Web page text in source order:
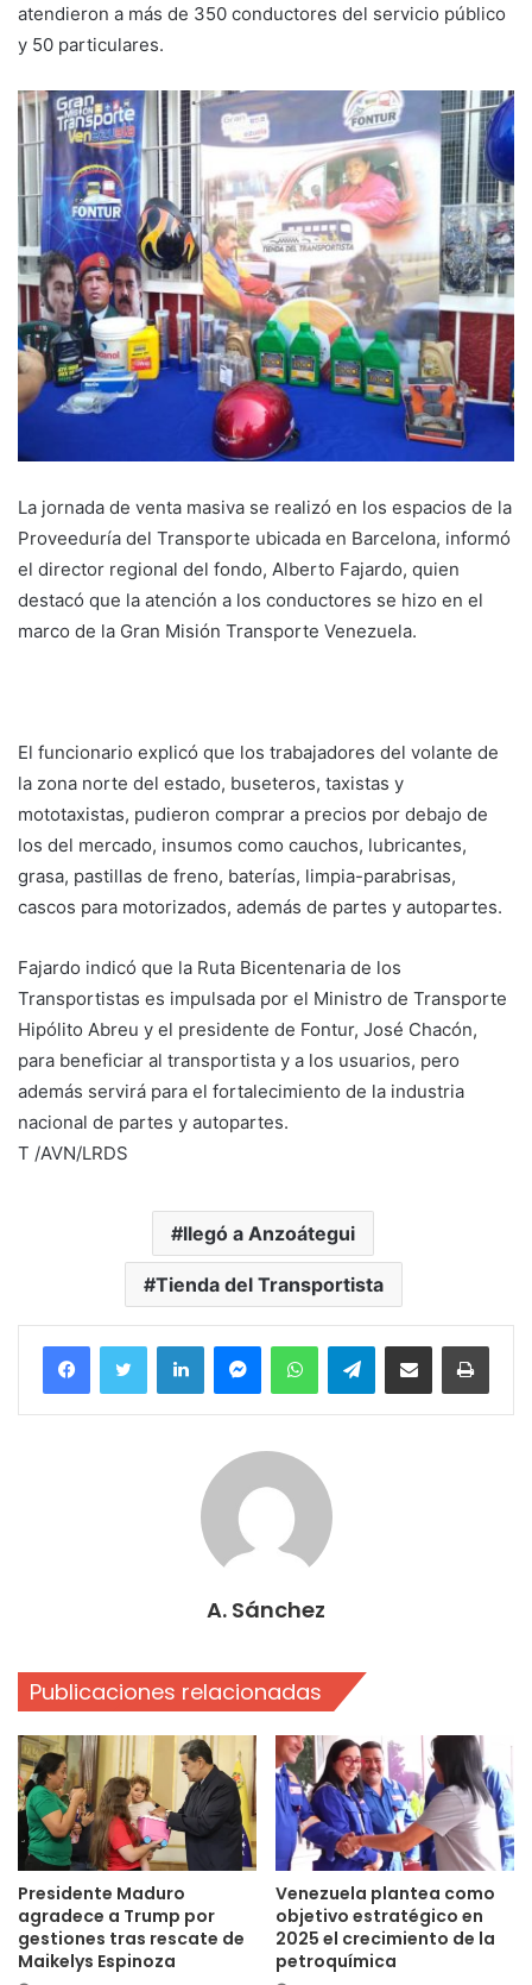
atendieron a más de 350 conductores del servicio público
y 50 particulares.
La jornada de venta masiva se realizó en los espacios de la
Proveeduría del Transporte ubicada en Barcelona, informó
el director regional del fondo, Alberto Fajardo, quien
destacó que la atención a los conductores se hizo en el
marco de la Gran Misión Transporte Venezuela.
El funcionario explicó que los trabajadores del volante de
la zona norte del estado, buseteros, taxistas y
mototaxistas, pudieron comprar a precios por debajo de
los del mercado, insumos como cauchos, lubricantes,
grasa, pastillas de freno, baterías, limpia-parabrisas,
cascos para motorizados, además de partes y autopartes.
Fajardo indicó que la Ruta Bicentenaria de los
Transportistas es impulsada por el Ministro de Transporte
Hipólito Abreu y el presidente de Fontur, José Chacón,
para beneficiar al transportista y a los usuarios, pero
además servirá para el fortalecimiento de la industria
nacional de partes y autopartes.
T /AVN/LRDS
llegó a Anzoátegui
Tienda del Transportista
FacebookTwitter LinkedInMessengerWhatsAppTelegramCompartir por correo electrónico
A. Sánchez
Publicaciones relacionadas
Presidente Maduro
agradece a Trump por
gestiones tras rescate de
Maikelys Espinoza
Venezuela plantea como
objetivo estratégico en
2025 el crecimiento de la
petroquímica